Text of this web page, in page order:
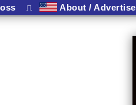
⎍ About / Advertise